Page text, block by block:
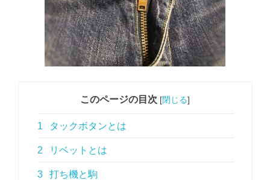
このページの目次 [閉じる]
1 タックボタンとは
2 リベットとは
3 打ち機と駒